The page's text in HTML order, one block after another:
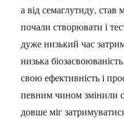
а від семаглутиду,
почали створювати і
дуже низький час
низька
свою ефективність і
певним чином змінили
довше міг